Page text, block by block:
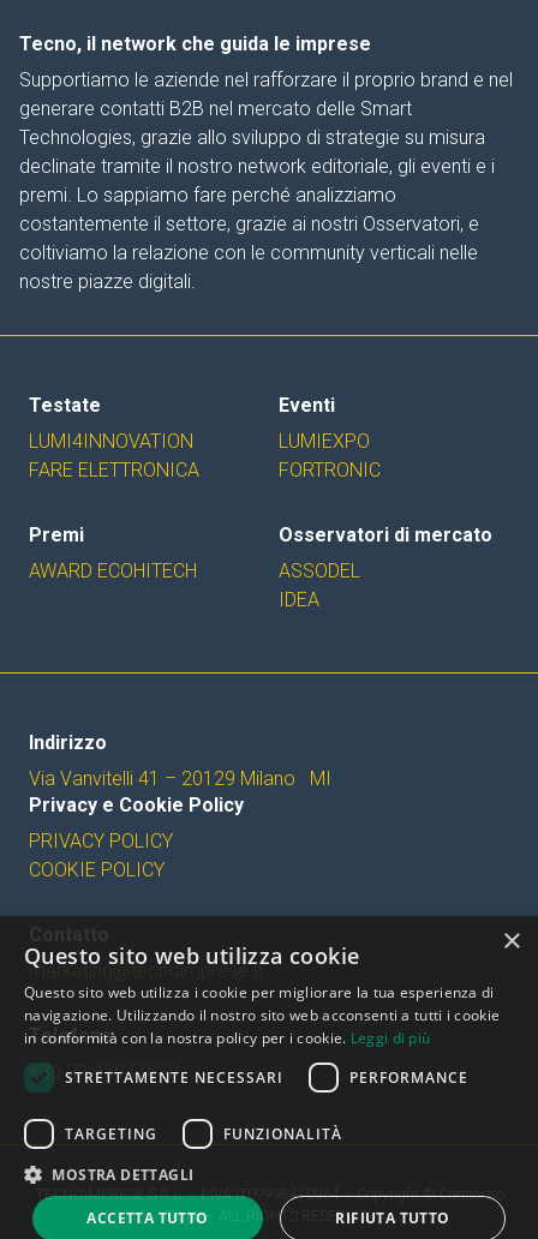
Tecno, il network che guida le imprese
Supportiamo le aziende nel rafforzare il proprio brand e nel
generare contatti B2B nel mercato delle Smart
Technologies, grazie allo sviluppo di strategie su misura
declinate tramite il nostro network editoriale, gli eventi e i
premi. Lo sappiamo fare perché analizziamo
costantemente il settore, grazie ai nostri Osservatori, e
coltiviamo la relazione con le community verticali nelle
nostre piazze digitali.
Testate
LUMI4INNOVATION
FARE ELETTRONICA
Eventi
LUMIEXPO
FORTRONIC
Premi
AWARD ECOHITECH
Osservatori di mercato
ASSODEL
IDEA
Indirizzo
Via Vanvitelli 41 – 20129 Milano MI
Privacy e Cookie Policy
PRIVACY POLICY
COOKIE POLICY
marketing@tecnoimprese.it
Telefono
+39 02 45947830
TECNOIMPRESE S.R.L. – P.IVA IT09998410964 – Copyright © Consorzio
Tecno – ALL RIGHTS RESERVED
×
Questo sito web utilizza cookie
Questo sito web utilizza i cookie per migliorare la tua esperienza di
navigazione. Utilizzando il nostro sito web acconsenti a tutti i cookie
in conformità con la nostra policy per i cookie. Leggi di più
STRETTAMENTE NECESSARI
PERFORMANCE
TARGETING FUNZIONALITÀ
MOSTRA DETTAGLI
ACCETTA TUTTO RIFIUTA TUTTO